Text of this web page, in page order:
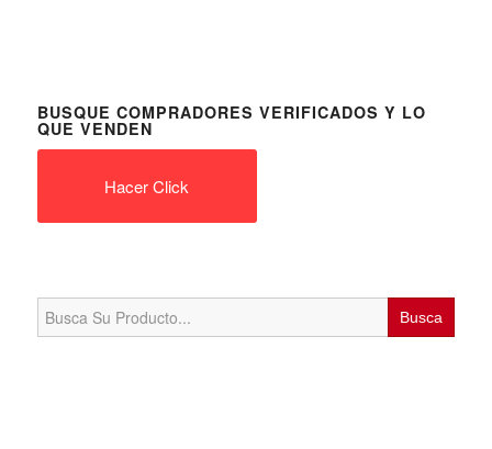
BUSQUE COMPRADORES VERIFICADOS Y LO
QUE VENDEN
Hacer Click
Search
for: